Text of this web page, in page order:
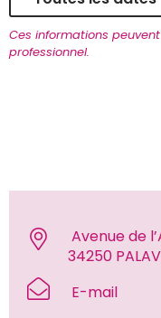
Ces informations
professionnel.
Avenue de
34250
E-mail